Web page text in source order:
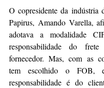
O copresidente da indústria
Papirus, Amando Varella,
adotava a modalidade
responsabilidade do
fornecedor. Mas, com as
tem escolhido o FOB,
responsabilidade é do